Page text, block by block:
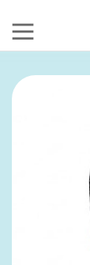
이다
의